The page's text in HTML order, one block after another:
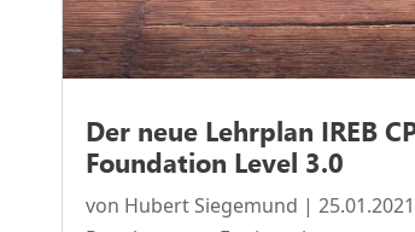
Der neue Lehrplan IREB
Foundation Level 3.0
von Hubert Siegemund |25.01.2021